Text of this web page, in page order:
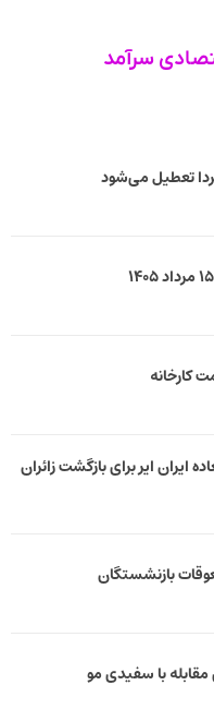
سرآمد
تعطیل می‌شود
ایران ایر برای بازگشت زائران
بازنشستگان
مقابله با سفیدی مو